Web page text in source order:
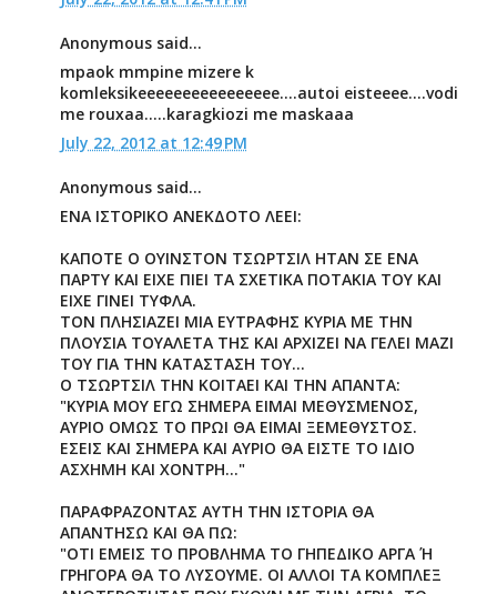
Anonymous said...
mpaok mmpine mizere k
komleksikeeeeeeeeeeeeeeee....autoi eisteeee....vodi
me rouxaa.....karagkiozi me maskaaa
July 22, 2012 at 12:49 PM
Anonymous said...
ΕΝΑ ΙΣΤΟΡΙΚΟ ΑΝΕΚΔΟΤΟ ΛΕΕΙ:
ΚΑΠΟΤΕ Ο ΟΥΙΝΣΤΟΝ ΤΣΩΡΤΣΙΛ ΗΤΑΝ ΣΕ ΕΝΑ
ΠΑΡΤΥ ΚΑΙ ΕΙΧΕ ΠΙΕΙ ΤΑ ΣΧΕΤΙΚΑ ΠΟΤΑΚΙΑ ΤΟΥ ΚΑΙ
ΕΙΧΕ ΓΙΝΕΙ ΤΥΦΛΑ.
ΤΟΝ ΠΛΗΣΙΑΖΕΙ ΜΙΑ ΕΥΤΡΑΦΗΣ ΚΥΡΙΑ ΜΕ ΤΗΝ
ΠΛΟΥΣΙΑ ΤΟΥΑΛΕΤΑ ΤΗΣ ΚΑΙ ΑΡΧΙΖΕΙ ΝΑ ΓΕΛΕΙ ΜΑΖΙ
ΤΟΥ ΓΙΑ ΤΗΝ ΚΑΤΑΣΤΑΣΗ ΤΟΥ...
Ο ΤΣΩΡΤΣΙΛ ΤΗΝ ΚΟΙΤΑΕΙ ΚΑΙ ΤΗΝ ΑΠΑΝΤΑ:
"ΚΥΡΙΑ ΜΟΥ ΕΓΩ ΣΗΜΕΡΑ ΕΙΜΑΙ ΜΕΘΥΣΜΕΝΟΣ,
ΑΥΡΙΟ ΟΜΩΣ ΤΟ ΠΡΩΙ ΘΑ ΕΙΜΑΙ ΞΕΜΕΘΥΣΤΟΣ.
ΕΣΕΙΣ ΚΑΙ ΣΗΜΕΡΑ ΚΑΙ ΑΥΡΙΟ ΘΑ ΕΙΣΤΕ ΤΟ ΙΔΙΟ
ΑΣΧΗΜΗ ΚΑΙ ΧΟΝΤΡΗ..."
ΠΑΡΑΦΡΑΖΟΝΤΑΣ ΑΥΤΗ ΤΗΝ ΙΣΤΟΡΙΑ ΘΑ
ΑΠΑΝΤΗΣΩ ΚΑΙ ΘΑ ΠΩ:
"ΟΤΙ ΕΜΕΙΣ ΤΟ ΠΡΟΒΛΗΜΑ ΤΟ ΓΗΠΕΔΙΚΟ ΑΡΓΑ Ή
ΓΡΗΓΟΡΑ ΘΑ ΤΟ ΛΥΣΟΥΜΕ. ΟΙ ΑΛΛΟΙ ΤΑ ΚΟΜΠΛΕΞ